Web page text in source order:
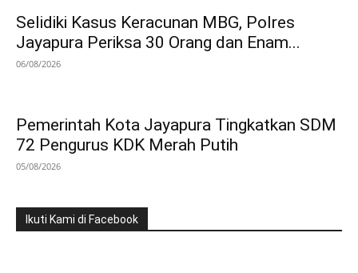
Selidiki Kasus Keracunan MBG, Polres
Jayapura Periksa 30 Orang dan Enam...
06/08/2026
Pemerintah Kota Jayapura Tingkatkan SDM
72 Pengurus KDK Merah Putih
05/08/2026
Ikuti Kami di Facebook